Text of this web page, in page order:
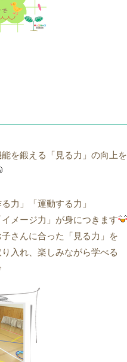
を鍛える「見る力」の向上を
力」「運動する力」
メージ力」が身につきます
さんに合った「見る力」を
入れ、楽しみながら学べる